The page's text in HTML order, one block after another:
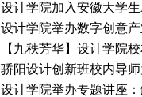
设计学院加入安徽大学
设计学院举办数字创意
【九秩芳华】设计学院
骄阳设计创新班校内导
设计学院举办专题讲座